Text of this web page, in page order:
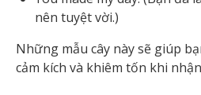
nên tuyệt vời.)
Những mẫu cây này sẽ giúp
cảm kích và khiêm tốn khi